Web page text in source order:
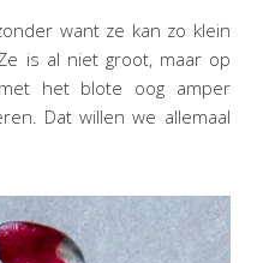
want ze kan zo klein
is al niet groot, maar op
het blote oog amper
Dat willen we allemaal